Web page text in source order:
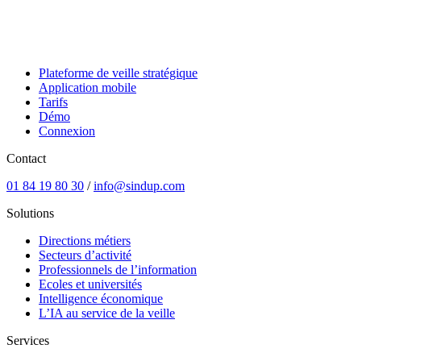
Plateforme de veille stratégique
Application mobile
Tarifs
Démo
Connexion
Contact
01 84 19 80 30 /info@sindup.com
Solutions
Directions métiers
Secteurs d’activité
Professionnels de l’information
Ecoles et universités
Intelligence économique
L’IA au service de la veille
Services